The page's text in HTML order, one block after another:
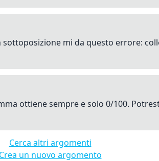
mi da questo errore:
ottiene sempre e solo 0/100.
Cerca altri argomenti
Crea un nuovo argomento